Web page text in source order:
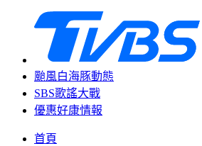
颱風白海豚動態
SBS歌謠大戰
優惠好康情報
首頁